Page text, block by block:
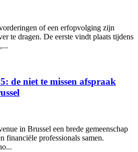
of een erfopvolging zijn
te dragen. De eerste vindt plaats tijdens
de niet te missen afspraak
in Brussel een brede gemeenschap
financiële professionals samen.